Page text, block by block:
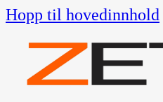
Hopp til hovedinnhold